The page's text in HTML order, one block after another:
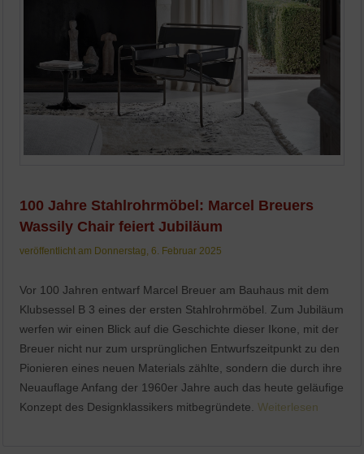
100 Jahre Stahlrohrmöbel: Marcel Breuers
Wassily Chair feiert Jubiläum
veröffentlicht am Donnerstag, 6. Februar 2025
Vor 100 Jahren entwarf Marcel Breuer am Bauhaus mit dem
Klubsessel B 3 eines der ersten Stahlrohrmöbel. Zum Jubiläum
werfen wir einen Blick auf die Geschichte dieser Ikone, mit der
Breuer nicht nur zum ursprünglichen Entwurfszeitpunkt zu den
Pionieren eines neuen Materials zählte, sondern die durch ihre
Neuauflage Anfang der 1960er Jahre auch das heute geläufige
Konzept des Designklassikers mitbegründete.Weiterlesen